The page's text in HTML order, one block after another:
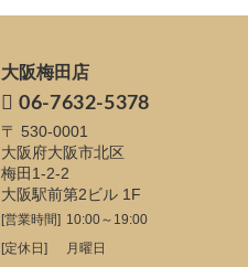
大阪梅田店
06-7632-5378
〒 530-0001
大阪府大阪市北区
梅田1-2-2
大阪駅前第2ビル 1F
[営業時間] 10:00～19:00
[定休日]
月曜日